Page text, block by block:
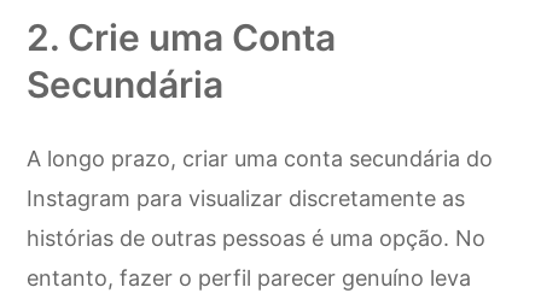
2. Crie uma Conta
Secundária
A longo prazo, criar uma conta secundária do
Instagram para visualizar discretamente as
histórias de outras pessoas é uma opção. No
entanto, fazer o perfil parecer genuíno leva